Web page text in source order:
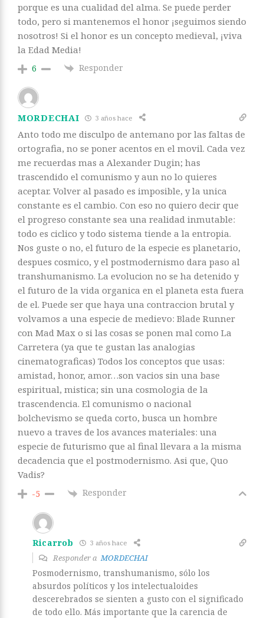
porque es una cualidad del alma. Se puede perder
todo, pero si mantenemos el honor ¡seguimos siendo
nosotros! Si el honor es un concepto medieval, ¡viva
la Edad Media!
6 Responder
MORDECHAI 3 años hace
Anto todo me disculpo de antemano por las faltas de
ortografia, no se poner acentos en el movil. Cada vez
me recuerdas mas a Alexander Dugin; has
trascendido el comunismo y aun no lo quieres
aceptar. Volver al pasado es imposible, y la unica
constante es el cambio. Con eso no quiero decir que
el progreso constante sea una realidad inmutable:
todo es ciclico y todo sistema tiende a la entropia.
Nos guste o no, el futuro de la especie es planetario,
despues cosmico, y el postmodernismo dara paso al
transhumanismo. La evolucion no se ha detenido y
el futuro de la vida organica en el planeta esta fuera
de el. Puede ser que haya una contraccion brutal y
volvamos a una especie de medievo: Blade Runner
con Mad Max o si las cosas se ponen mal como La
Carretera (ya que te gustan las analogias
cinematograficas) Todos los conceptos que usas:
amistad, honor, amor…son vacios sin una base
espiritual, mistica; sin una cosmologia de la
trascendencia. El comunismo o nacional
bolchevismo se queda corto, busca un hombre
nuevo a traves de los avances materiales: una
especie de futurismo que al final llevara a la misma
decadencia que el postmodernismo. Asi que, Quo
Vadis?
-5 Responder
Ricarrob 3 años hace
Responder aMORDECHAI
Posmodernismo, transhumanismo, sólo los
absurdos políticos y los intelectualoides
descerebrados se sienten a gusto con el significado
de todo ello. Más importante que la carencia de